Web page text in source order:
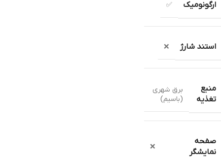
ارگونومیک ✅
استند شارژ ❌
منبع
تغذیه
برق شهری
(باسیم)
صفحه
نمایشگر
❌